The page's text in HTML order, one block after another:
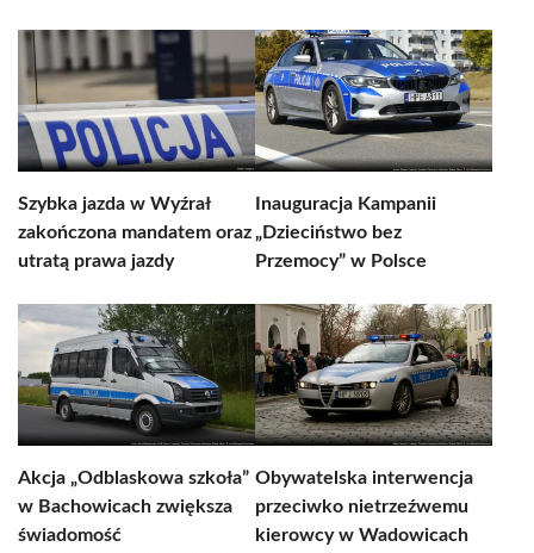
Szybka jazda w Wyźrał
zakończona mandatem oraz
utratą prawa jazdy
Inauguracja Kampanii
„Dzieciństwo bez
Przemocy” w Polsce
Akcja „Odblaskowa szkoła”
w Bachowicach zwiększa
świadomość
Obywatelska interwencja
przeciwko nietrzeźwemu
kierowcy w Wadowicach